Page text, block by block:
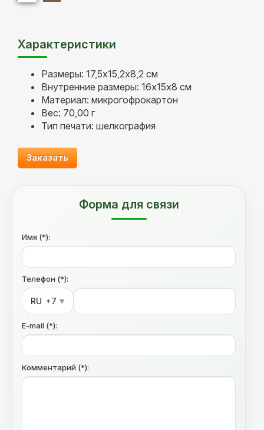
Характеристики
Размеры: 17,5х15,2х8,2 см
Внутренние размеры: 16х15х8 см
Материал: микрогофрокартон
Вес: 70,00 г
Тип печати: шелкография
Заказать
Форма для связи
Имя (*):
Телефон (*):
RU +7 ▼
E-mail (*):
Комментарий (*):